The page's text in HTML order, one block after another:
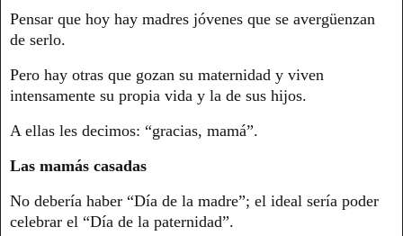
Pensar que hoy hay madres jóvenes que se avergüenzan
de serlo.
Pero hay otras que gozan su maternidad y viven
intensamente su propia vida y la de sus hijos.
A ellas les decimos: “gracias, mamá”.
Las mamás casadas
No debería haber “Día de la madre”; el ideal sería poder
celebrar el “Día de la paternidad”.